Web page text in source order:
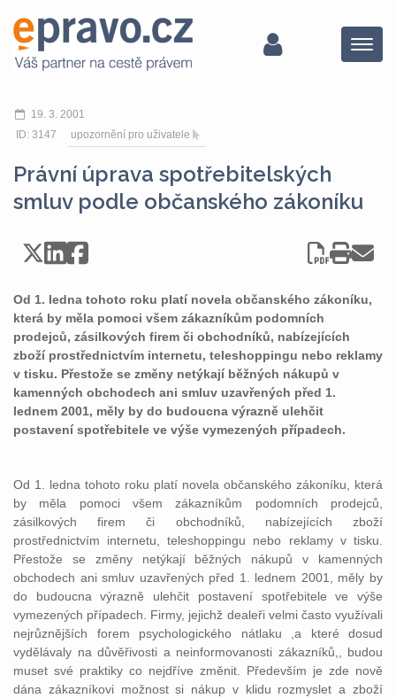
Menu
19. 3. 2001
ID: 3147
upozornění pro uživatele
Právní úprava spotřebitelských
smluv podle občanského zákoníku
Od 1. ledna tohoto roku platí novela občanského zákoníku,
která by měla pomoci všem zákazníkům podomních
prodejců, zásilkových firem či obchodníků, nabízejících
zboží prostřednictvím internetu, teleshoppingu nebo reklamy
v tisku. Přestože se změny netýkají běžných nákupů v
kamenných obchodech ani smluv uzavřených před 1.
lednem 2001, měly by do budoucna výrazně ulehčit
postavení spotřebitele ve výše vymezených případech.
Od 1. ledna tohoto roku platí novela občanského zákoníku, která
by měla pomoci všem zákazníkům podomních prodejců,
zásilkových firem či obchodníků, nabízejících zboží
prostřednictvím internetu, teleshoppingu nebo reklamy v tisku.
Přestože se změny netýkají běžných nákupů v kamenných
obchodech ani smluv uzavřených před 1. lednem 2001, měly by
do budoucna výrazně ulehčit postavení spotřebitele ve výše
vymezených případech. Firmy, jejichž dealeři velmi často využívali
nejrůznějších forem psychologického nátlaku ,a které dosud
vydělávaly na důvěřivosti a neinformovanosti zákazníků,, budou
muset své praktiky co nejdříve změnit. Především je zde nově
dána zákazníkovi možnost si nákup v klidu rozmyslet a zboží